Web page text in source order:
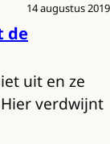
14 augustus 2019
de
uit en ze
verdwijnt